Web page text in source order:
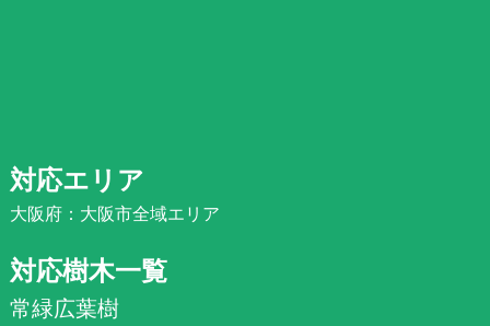
対応エリア
大阪府：大阪市全域エリア
対応樹木一覧
常緑広葉樹